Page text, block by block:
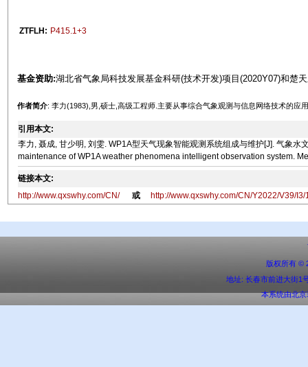
ZTFLH: P415.1+3
基金资助:湖北省气象局科技发展基金科研(技术开发)项目(2020Y07)和楚
作者简介: 李力(1983),男,硕士,高级工程师.主要从事综合气象观测与信息网络技术的应
引用本文:
李力, 聂成, 甘少明, 刘雯. WP1A型天气现象智能观测系统组成与维护[J]. 气象
maintenance of WP1A weather phenomena intelligent observation system.
链接本文:
http://www.qxswhy.com/CN/
或 http://www.qxswhy.com/CN/Y2022/V39/I3/
版权所有 ©
地址: 长春市前进大街1
本系统由北京